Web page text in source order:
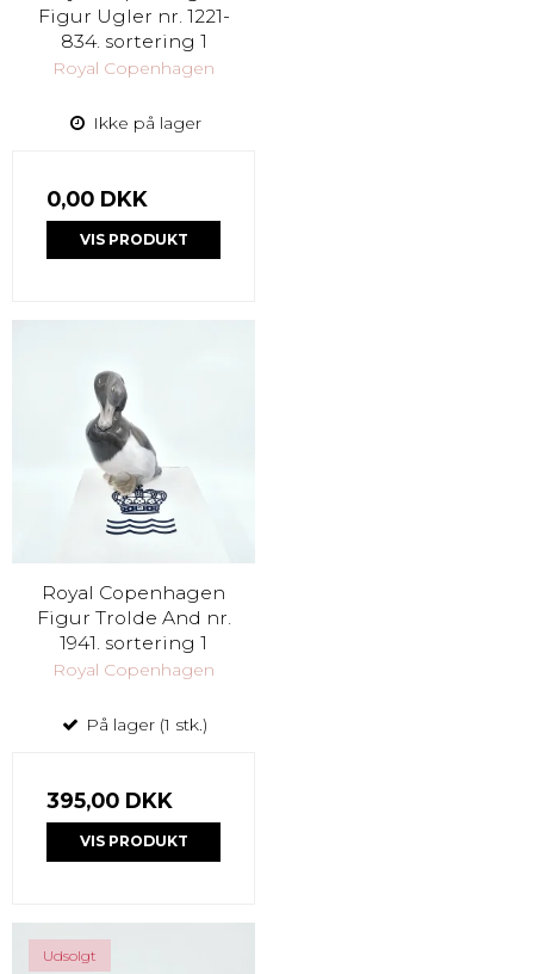
Figur Ugler nr. 1221-
834. sortering 1
Royal Copenhagen
Ikke på lager
0,00 DKK
VIS PRODUKT
Royal Copenhagen
Figur Trolde And nr.
1941. sortering 1
Royal Copenhagen
På lager (1 stk.)
395,00 DKK
VIS PRODUKT
Udsolgt